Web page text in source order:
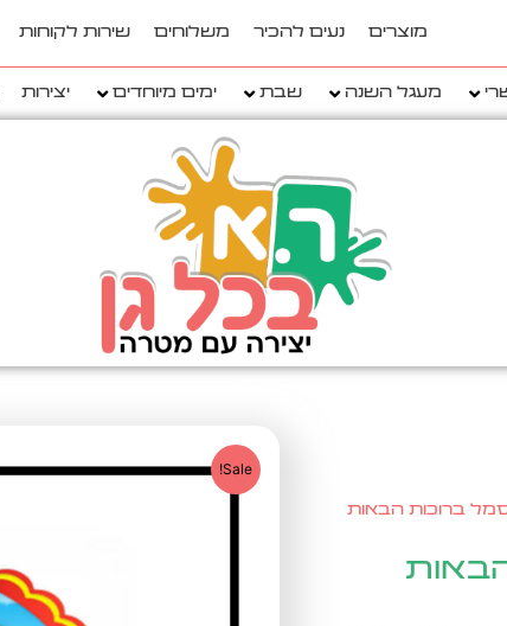
מוצרים נעים להכיר משלוחים שירות לקוחות
מעגל השנה שבת ימים מיוחדים יצירות
ברוכות הבאות
Sale!